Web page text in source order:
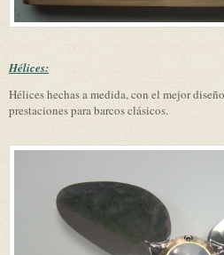
Hélices:
Hélices hechas a medida, con el mejor
prestaciones para barcos clásicos.